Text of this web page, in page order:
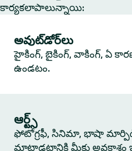
కార్యకలాపాలున్నాయి:
అవుట్‌డోర్‌లు
హైకింగ్, బైకింగ్, వాకింగ్, ఏ
ఉండటం.
ఆర్ట్స్
ఫోటోగ్రఫీ, సినిమా, భాషా
మాట్లాడటానికి మీకు అవకాశం